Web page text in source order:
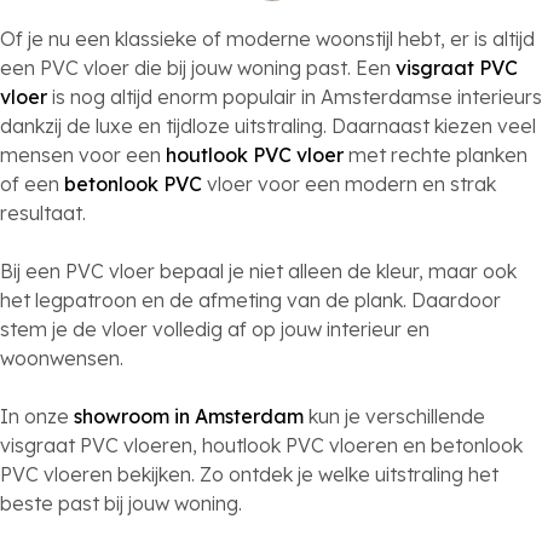
Of je nu een klassieke of moderne woonstijl hebt, er is altijd
een PVC vloer die bij jouw woning past. Een visgraat PVC
vloer is nog altijd enorm populair in Amsterdamse interieurs
dankzij de luxe en tijdloze uitstraling. Daarnaast kiezen veel
mensen voor een houtlook PVC vloer met rechte planken
of een betonlook PVC vloer voor een modern en strak
resultaat.
Bij een PVC vloer bepaal je niet alleen de kleur, maar ook
het legpatroon en de afmeting van de plank. Daardoor
stem je de vloer volledig af op jouw interieur en
woonwensen.
In onze showroom in Amsterdam kun je verschillende
visgraat PVC vloeren, houtlook PVC vloeren en betonlook
PVC vloeren bekijken. Zo ontdek je welke uitstraling het
beste past bij jouw woning.